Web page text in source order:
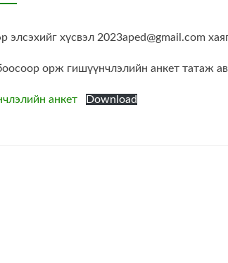
элсэхийг хүсвэл 2023aped@gmail.com
орж гишүүнчлэлийн анкет татаж
анкет Download